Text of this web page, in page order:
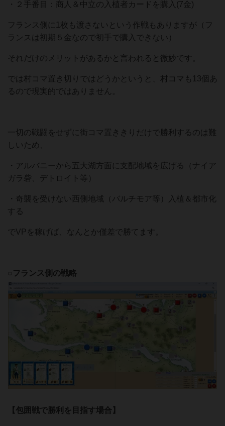
・２手番目：商人＆中立の入植者カードを購入(7金)
フランス側に1枚も渡さないという作戦もありますが（フ
ランスは初期５金なので初手で購入できない）
それだけのメリットがあるかと言われると微妙です。
では村コマ置き切りではどうかというと、村コマも13個あ
るので現実的ではありません。
一切の戦闘をせずに街コマ置ききりだけで勝利するのは難
しいため、
・アルバニーから五大湖方面に支配地域を広げる（ナイア
ガラ砦、デトロイト等）
・奇襲を受けない西側地域（バルチモア等）入植＆都市化
する
でVPを稼げば、なんとか僅差で勝てます。
○フランス側の戦略
【包囲戦で勝利を目指す場合】